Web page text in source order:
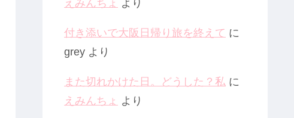
えみんちょ より
付き添いで大阪日帰り旅を終えて に
grey より
また切れかけた日。どうした？私 に
えみんちょ より